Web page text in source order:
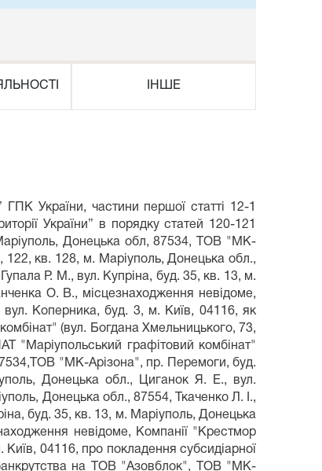
ІНШЕ
ГПК України, частини першої статті 12-1
України” в порядку статей 120-121
Донецька обл, 87534, ТОВ "МК-
кв. 128, м. Маріуполь, Донецька обл.,
Р. М., вул. Купріна, буд. 35, кв. 13, м.
О. В., місцезнаходження невідоме,
Коперника, буд. 3, м. Київ, 04116, як
(вул. Богдана Хмельницького, 73,
"Маріупольський графітовий комбінат"
"МК-Арізона", пр. Перемоги, буд.
Донецька обл., Циганок Я. Е., вул.
Донецька обл., 87554, Ткаченко Л. І.,
буд. 35, кв. 13, м. Маріуполь, Донецька
невідоме, Компанії "Крестмор
04116, про покладення субсидіарної
банкрутства на ТОВ "Азовблок", ТОВ "МК-